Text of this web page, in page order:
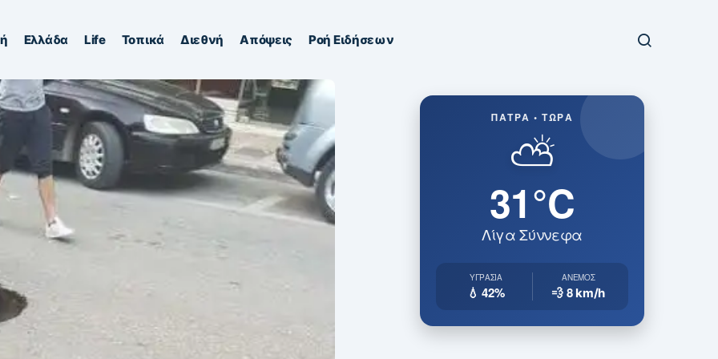
Ελλάδα Life Τοπικά Διεθνή Απόψεις Ροή Ειδήσεων
ΠΆΤΡΑ • ΤΏΡΑ
⛅
31°C
Λίγα Σύννεφα
ΥΓΡΑΣΊΑ
💧 42%
ΆΝΕΜΟΣ
💨 8km/h